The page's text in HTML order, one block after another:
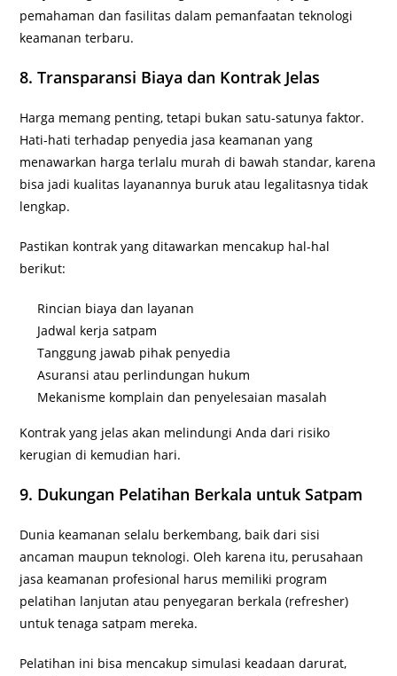
pemahaman dan fasilitas dalam pemanfaatan teknologi
keamanan terbaru.
8. Transparansi Biaya dan Kontrak Jelas
Harga memang penting, tetapi bukan satu-satunya faktor.
Hati-hati terhadap penyedia jasa keamanan yang
menawarkan harga terlalu murah di bawah standar, karena
bisa jadi kualitas layanannya buruk atau legalitasnya tidak
lengkap.
Pastikan kontrak yang ditawarkan mencakup hal-hal
berikut:
Rincian biaya dan layanan
Jadwal kerja satpam
Tanggung jawab pihak penyedia
Asuransi atau perlindungan hukum
Mekanisme komplain dan penyelesaian masalah
Kontrak yang jelas akan melindungi Anda dari risiko
kerugian di kemudian hari.
9. Dukungan Pelatihan Berkala untuk Satpam
Dunia keamanan selalu berkembang, baik dari sisi
ancaman maupun teknologi. Oleh karena itu, perusahaan
jasa keamanan profesional harus memiliki program
pelatihan lanjutan atau penyegaran berkala (refresher)
untuk tenaga satpam mereka.
Pelatihan ini bisa mencakup simulasi keadaan darurat,